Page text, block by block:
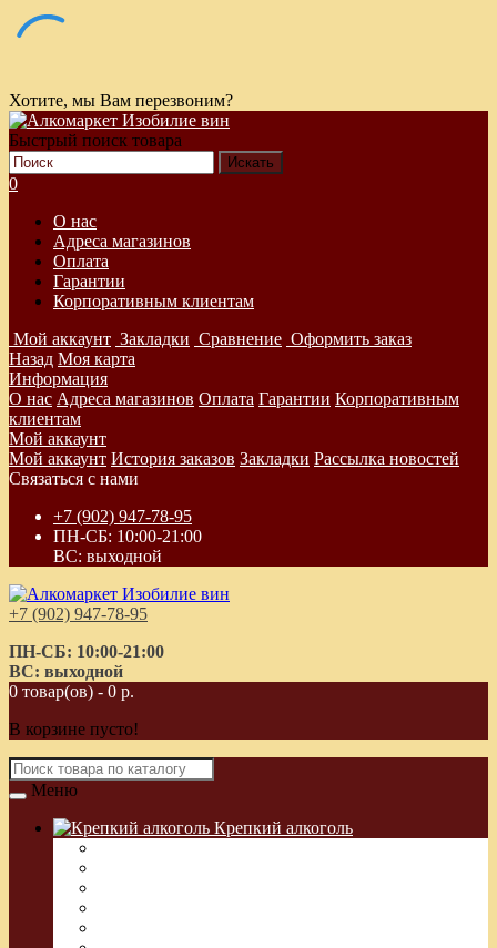
Хотите, мы Вам перезвоним?
Быстрый поиск товара
0
О нас
Адреса магазинов
Оплата
Гарантии
Корпоративным клиентам
Мой аккаунт Закладки Сравнение Оформить заказ
Назад Моя карта
Информация
О нас Адреса магазинов Оплата Гарантии Корпоративным
клиентам
Мой аккаунт
Мой аккаунт История заказов Закладки Рассылка новостей
Связаться с нами
+7 (902) 947-78-95
ПН-СБ: 10:00-21:00
ВС: выходной
+7 (902) 947-78-95
ПН-СБ: 10:00-21:00
ВС: выходной
0 товар(ов) - 0 р.
В корзине пусто!
Меню
Крепкий алкоголь